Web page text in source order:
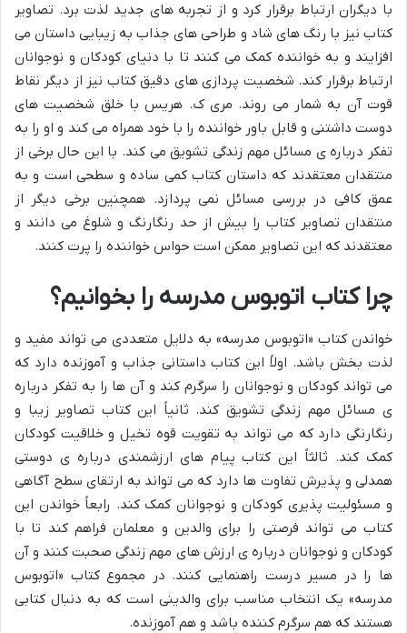
با دیگران ارتباط برقرار کرد و از تجربه های جدید لذت برد. تصاویر
کتاب نیز با رنگ های شاد و طراحی های جذاب به زیبایی داستان می
افزایند و به خواننده کمک می کنند تا با دنیای کودکان و نوجوانان
ارتباط برقرار کند. شخصیت پردازی های دقیق کتاب نیز از دیگر نقاط
قوت آن به شمار می روند. مری ک. هریس با خلق شخصیت های
دوست داشتنی و قابل باور خواننده را با خود همراه می کند و او را به
تفکر درباره ی مسائل مهم زندگی تشویق می کند. با این حال برخی از
منتقدان معتقدند که داستان کتاب کمی ساده و سطحی است و به
عمق کافی در بررسی مسائل نمی پردازد. همچنین برخی دیگر از
منتقدان تصاویر کتاب را بیش از حد رنگارنگ و شلوغ می دانند و
معتقدند که این تصاویر ممکن است حواس خواننده را پرت کنند.
چرا کتاب اتوبوس مدرسه را بخوانیم؟
خواندن کتاب «اتوبوس مدرسه» به دلایل متعددی می تواند مفید و
لذت بخش باشد. اولاً این کتاب داستانی جذاب و آموزنده دارد که
می تواند کودکان و نوجوانان را سرگرم کند و آن ها را به تفکر درباره
ی مسائل مهم زندگی تشویق کند. ثانیاً این کتاب تصاویر زیبا و
رنگارنگی دارد که می تواند به تقویت قوه تخیل و خلاقیت کودکان
کمک کند. ثالثاً این کتاب پیام های ارزشمندی درباره ی دوستی
همدلی و پذیرش تفاوت ها دارد که می تواند به ارتقای سطح آگاهی
و مسئولیت پذیری کودکان و نوجوانان کمک کند. رابعاً خواندن این
کتاب می تواند فرصتی را برای والدین و معلمان فراهم کند تا با
کودکان و نوجوانان درباره ی ارزش های مهم زندگی صحبت کنند و آن
ها را در مسیر درست راهنمایی کنند. در مجموع کتاب «اتوبوس
مدرسه» یک انتخاب مناسب برای والدینی است که به دنبال کتابی
هستند که هم سرگرم کننده باشد و هم آموزنده.